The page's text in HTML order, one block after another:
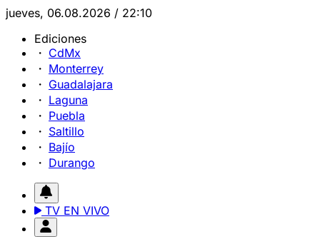
jueves, 06.08.2026 / 22:10
Ediciones
CdMx
Monterrey
Guadalajara
Laguna
Puebla
Saltillo
Bajío
Durango
TV EN VIVO